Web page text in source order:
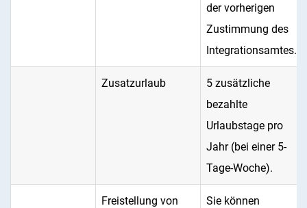
der vorherigen
Zustimmung des
Integrationsamtes.
Zusatzurlaub
5 zusätzliche
bezahlte
Urlaubstage pro
Jahr (bei einer 5-
Tage-Woche).
Freistellung von
Sie können